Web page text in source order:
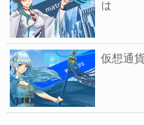
は
仮想通